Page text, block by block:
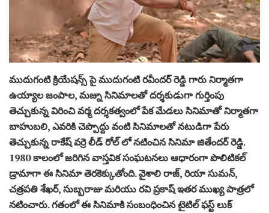
ముదుగంటి క్రియేషన్స్ పై ముదుగంటి రవీందర్ రెడ్డి గారు నిర్మాతగా
ఉయ్యాల జంపాల, మజ్ను సినిమాలతో దర్శకుడుగా గుర్తింపు
తెచ్చుకున్న విరించి వర్మ దర్శకత్వంలో పేక మేడలు సినిమాతో నిర్మాతగా
బాహుబలి, ఎవరికి చెప్పొద్దు వంటి సినిమాలతో నటుడిగా పేరు
తెచ్చుకున్న రాకేష్ వర్రె లీడ్ రోల్ లో నటించిన సినిమా జితేందర్ రెడ్డి.
1980 కాలంలో జరిగిన వాస్తవిక సంఘటనలు ఆధారంగా పొలిటికల్
డ్రామాగా ఈ సినిమా తెరకెక్కుతోంది. వైశాలి రాజ్, రియా సుమన్,
చత్రపతి శేఖర్, సుబ్బరాజు మరియు రవి ప్రకాష్ ఇతర ముఖ్య పాత్రలో
నటించారు. గతంలో ఈ సినిమాకి సంబంధించిన టైటిల్ ఫస్ట్ లుక్